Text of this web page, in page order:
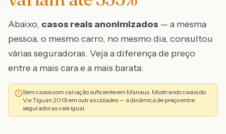
Abaixo, casos reais anonimizados — a mesma
pessoa, o mesmo carro, no mesmo dia, consultou
várias seguradoras. Veja a diferença de preço
entre a mais cara e a mais barata:
Sem casos com variação suficiente em Manaus. Mostrando casos do
Vw Tiguan 2019 em outras cidades — a dinâmica de preço entre
seguradoras vale igual.